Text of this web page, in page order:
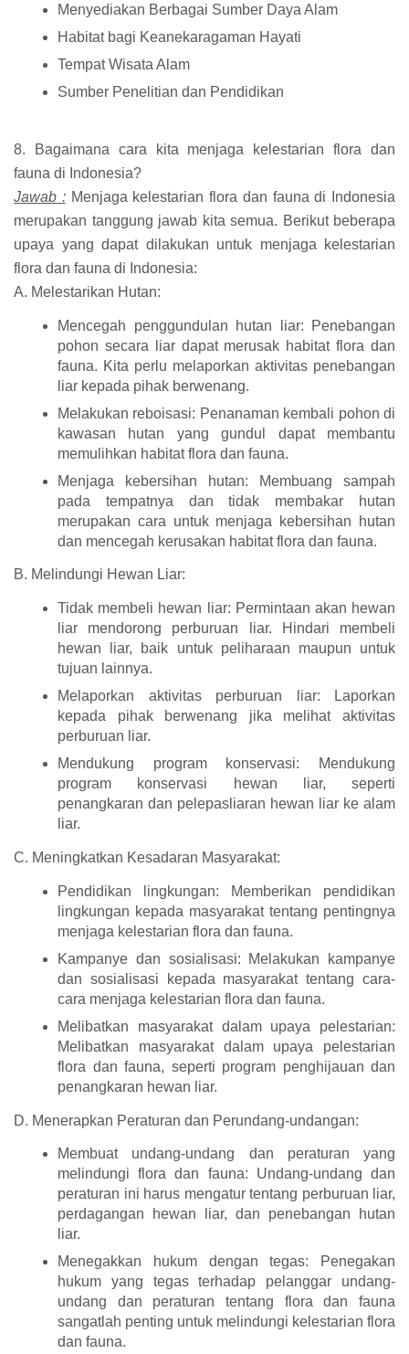
Menyediakan Berbagai Sumber Daya Alam
Habitat bagi Keanekaragaman Hayati
Tempat Wisata Alam
Sumber Penelitian dan Pendidikan
8. Bagaimana cara kita menjaga kelestarian flora dan
fauna di Indonesia?
Jawab :Menjaga kelestarian flora dan fauna di Indonesia
merupakan tanggung jawab kita semua. Berikut beberapa
upaya yang dapat dilakukan untuk menjaga kelestarian
flora dan fauna di Indonesia:
A. Melestarikan Hutan:
Mencegah penggundulan hutan liar: Penebangan
pohon secara liar dapat merusak habitat flora dan
fauna. Kita perlu melaporkan aktivitas penebangan
liar kepada pihak berwenang.
Melakukan reboisasi: Penanaman kembali pohon di
kawasan hutan yang gundul dapat membantu
memulihkan habitat flora dan fauna.
Menjaga kebersihan hutan: Membuang sampah
pada tempatnya dan tidak membakar hutan
merupakan cara untuk menjaga kebersihan hutan
dan mencegah kerusakan habitat flora dan fauna.
B. Melindungi Hewan Liar:
Tidak membeli hewan liar: Permintaan akan hewan
liar mendorong perburuan liar. Hindari membeli
hewan liar, baik untuk peliharaan maupun untuk
tujuan lainnya.
Melaporkan aktivitas perburuan liar: Laporkan
kepada pihak berwenang jika melihat aktivitas
perburuan liar.
Mendukung program konservasi: Mendukung
program konservasi hewan liar, seperti
penangkaran dan pelepasliaran hewan liar ke alam
liar.
C. Meningkatkan Kesadaran Masyarakat:
Pendidikan lingkungan: Memberikan pendidikan
lingkungan kepada masyarakat tentang pentingnya
menjaga kelestarian flora dan fauna.
Kampanye dan sosialisasi: Melakukan kampanye
dan sosialisasi kepada masyarakat tentang cara-
cara menjaga kelestarian flora dan fauna.
Melibatkan masyarakat dalam upaya pelestarian:
Melibatkan masyarakat dalam upaya pelestarian
flora dan fauna, seperti program penghijauan dan
penangkaran hewan liar.
D. Menerapkan Peraturan dan Perundang-undangan:
Membuat undang-undang dan peraturan yang
melindungi flora dan fauna: Undang-undang dan
peraturan ini harus mengatur tentang perburuan liar,
perdagangan hewan liar, dan penebangan hutan
liar.
Menegakkan hukum dengan tegas: Penegakan
hukum yang tegas terhadap pelanggar undang-
undang dan peraturan tentang flora dan fauna
sangatlah penting untuk melindungi kelestarian flora
dan fauna.